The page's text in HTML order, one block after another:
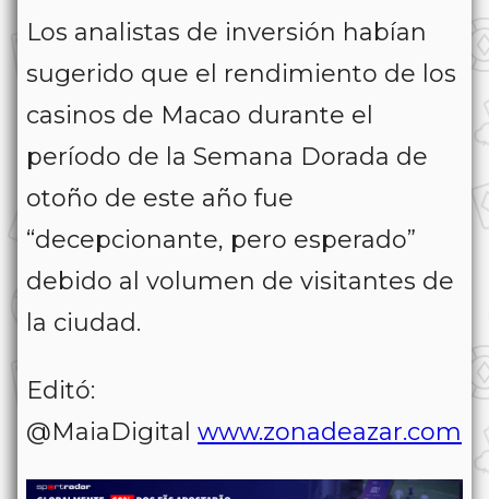
Los analistas de inversión habían
sugerido que el rendimiento de los
casinos de Macao durante el
período de la Semana Dorada de
otoño de este año fue
“decepcionante, pero esperado”
debido al volumen de visitantes de
la ciudad.
Editó:
@MaiaDigital www.zonadeazar.com